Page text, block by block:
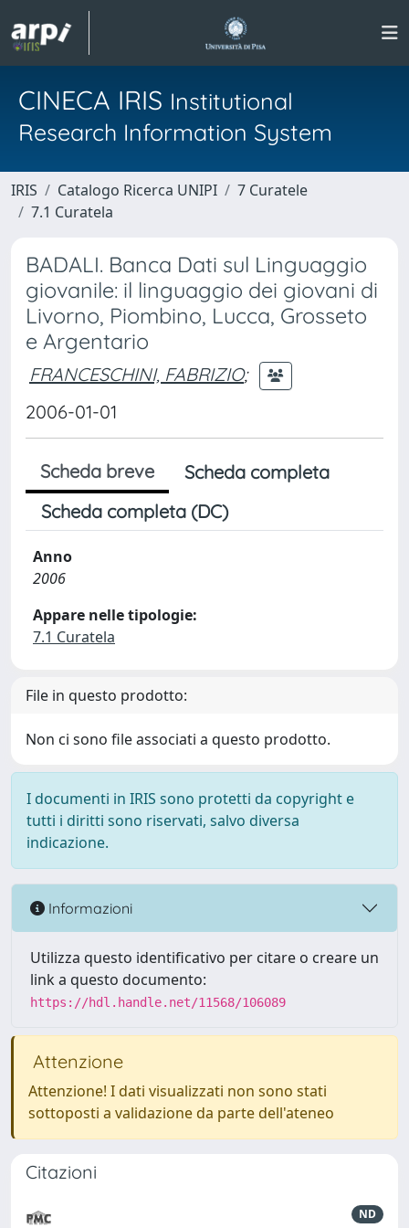
CINECA IRIS Institutional
Research Information System
IRIS Catalogo Ricerca UNIPI
7 Curatele
7.1 Curatela
BADALI. Banca Dati sul Linguaggio
giovanile: il linguaggio dei giovani di
Livorno, Piombino, Lucca, Grosseto
e Argentario
FRANCESCHINI, FABRIZIO;
2006-01-01
Scheda breve
Scheda completa
Scheda completa (DC)
Anno
2006
Appare nelle tipologie:
7.1 Curatela
File in questo prodotto:
Non ci sono file associati a questo prodotto.
I documenti in IRIS sono protetti da copyright e
tutti i diritti sono riservati, salvo diversa
indicazione.
Informazioni
Utilizza questo identificativo per citare o creare un
link a questo documento:
https://hdl.handle.net/11568/106089
Attenzione
Attenzione! I dati visualizzati non sono stati
sottoposti a validazione da parte dell'ateneo
Citazioni
ND